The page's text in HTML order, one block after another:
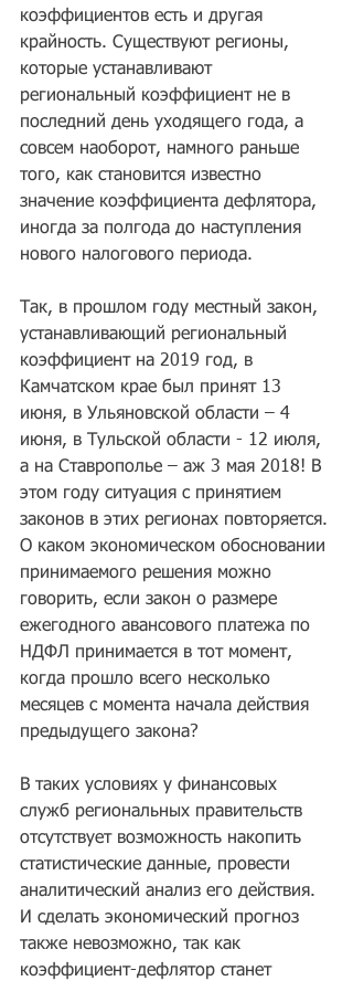
коэффициентов есть и другая
крайность. Существуют регионы,
которые устанавливают
региональный коэффициент не в
последний день уходящего года, а
совсем наоборот, намного раньше
того, как становится известно
значение коэффициента дефлятора,
иногда за полгода до наступления
нового налогового периода.
Так, в прошлом году местный закон,
устанавливающий региональный
коэффициент на 2019 год, в
Камчатском крае был принят 13
июня, в Ульяновской области – 4
июня, в Тульской области - 12 июля,
а на Ставрополье – аж 3 мая 2018! В
этом году ситуация с принятием
законов в этих регионах повторяется.
О каком экономическом обосновании
принимаемого решения можно
говорить, если закон о размере
ежегодного авансового платежа по
НДФЛ принимается в тот момент,
когда прошло всего несколько
месяцев с момента начала действия
предыдущего закона?
В таких условиях у финансовых
служб региональных правительств
отсутствует возможность накопить
статистические данные, провести
аналитический анализ его действия.
И сделать экономический прогноз
также невозможно, так как
коэффициент-дефлятор станет